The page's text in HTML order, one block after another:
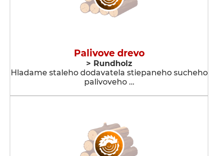
Palivove drevo
> Rundholz
Hladame staleho dodavatela stiepaneho sucheho
palivoveho …